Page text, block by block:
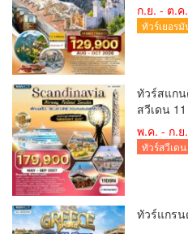
ก.ย. - ต.ค.
ทัวร์เยอรมั
ทัวร์สแก
สวีเดน
พ.ค. - ก.ย.
ทัวร์สวีเดน
ทัวร์แกร